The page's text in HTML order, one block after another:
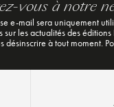
vous à notre
e-mail sera uniquement
sur les actualités des
désinscrire à tout moment.